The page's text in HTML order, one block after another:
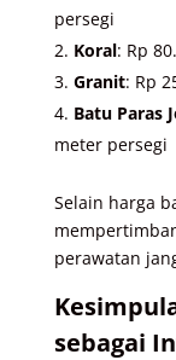
persegi
Koral: Rp
Granit: Rp
Batu Paras
meter persegi
Selain harga
perawatan
sebagai